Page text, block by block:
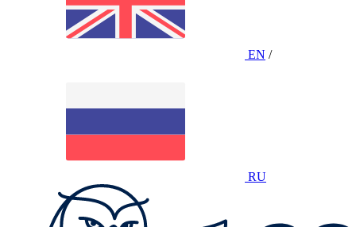
EN /
RU